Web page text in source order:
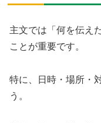
主文では「何を伝え
ことが重要です。
特に、日時・場所・
う。